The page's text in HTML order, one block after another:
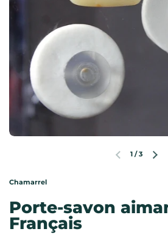
Diapositive
1/3
Chamarrel
Porte-savon
Français